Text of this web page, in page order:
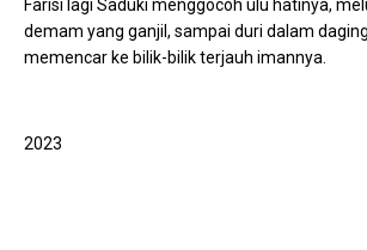
Farisi lagi Saduki menggocoh ulu hatinya,
demam yang ganjil, sampai duri dalam
memencar ke bilik-bilik terjauh imannya.
2023